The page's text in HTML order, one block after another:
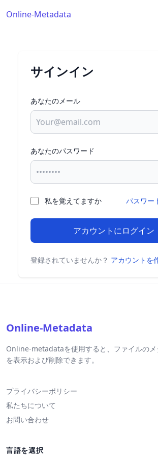
Online-Metadata
サインイン
あなたのメール
あなたのパスワード
私を覚えてますか パスワー
アカウントにログイン
登録されていませんか？ アカウントを
Online-Metadata
Online-metadataを使用すると、ファイルのメ
を表示および削除できます。
プライバシーポリシー
私たちについて
お問い合わせ
言語を選択